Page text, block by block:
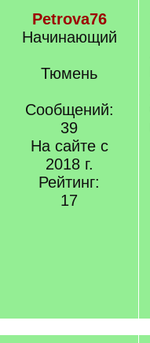
Petrova76
Начинающий
Тюмень
Сообщений:
39
На сайте с
2018 г.
Рейтинг:
17